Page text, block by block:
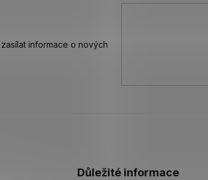
informace o nových
Důležité informace